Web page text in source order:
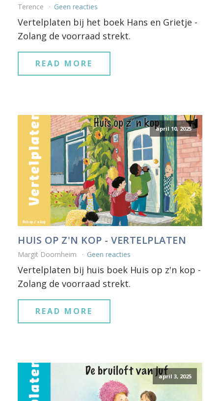
Terence Geen reacties
Vertelplaten bij het boek Hans en Grietje -
Zolang de voorraad strekt.
READ MORE
april 10, 2025
HUIS OP Z'N KOP - VERTELPLATEN
Margit Doornheim Geen reacties
Vertelplaten bij huis boek Huis op z'n kop -
Zolang de voorraad strekt.
READ MORE
april 3, 2025